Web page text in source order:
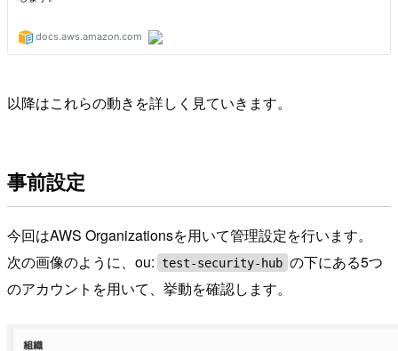
以降はこれらの動きを詳しく見ていきます。
事前設定
今回はAWS Organizationsを用いて管理設定を行います。
次の画像のように、ou: test-security-hub の下にある5つ
のアカウントを用いて、挙動を確認します。